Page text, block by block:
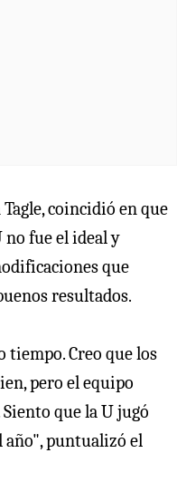
coincidió en que
no fue el ideal y
que
resultados.
tiempo. Creo que los
pero el equipo
que la U jugó
año", puntualizó el